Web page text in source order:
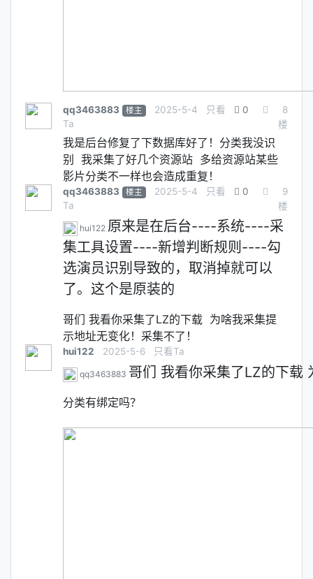
qq3463883 楼主 2025-5-4
只看
Ta
0
8
楼
我是后台修复了下数据库好了！分类我没识
别 我采集了好几个资源站 多给资源站某些
影片分类不一样也会造成重复！
qq3463883 楼主 2025-5-4
只看
Ta
0
9
楼
hui122 原来是在后台----系统----采
集工具设置----新增判断规则----勾
选演员识别导致的，取消掉就可以
了。这个是原装的
哥们 我看你采集了LZ的下载 为啥我采集提
示地址无变化！采集不了！
hui122 2025-5-6 只看Ta
qq3463883 哥们 我看你采集了LZ的下载
分类有绑定吗？